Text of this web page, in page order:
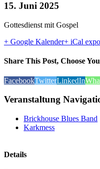
15. Juni 2025
Gottesdienst mit Gospel
+ Google Kalender+ iCal
Share This Post, Choose
FacebookTwitterLinkedIn
Veranstaltung
Brickhouse Blues Band
Karkmess
Details